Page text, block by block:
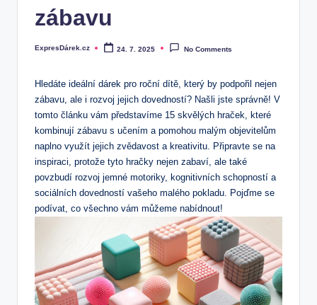
zábavu
Posted
ExpresDárek.cz 24. 7. 2025 No Comments
Hledáte ideální ‍dárek pro⁤ roční dítě, který⁢ by‌ podpořil⁤ nejen ​
zábavu, ale i rozvoj jejich dovedností? Našli jste správně! V
tomto článku vám‍ představíme ‍15 skvělých hraček, které
kombinují zábavu s učením ​a pomohou malým objevitelům
‌naplno využít jejich zvědavost a kreativitu.⁣ Připravte se na⁤
inspiraci,⁣ protože tyto hračky nejen zabaví, ale také
povzbudí ⁢rozvoj jemné ⁢motoriky, kognitivních schopností a‌
sociálních ‍dovedností vašeho malého pokladu. ​Pojďme se
podívat,‌ co všechno vám můžeme nabídnout!